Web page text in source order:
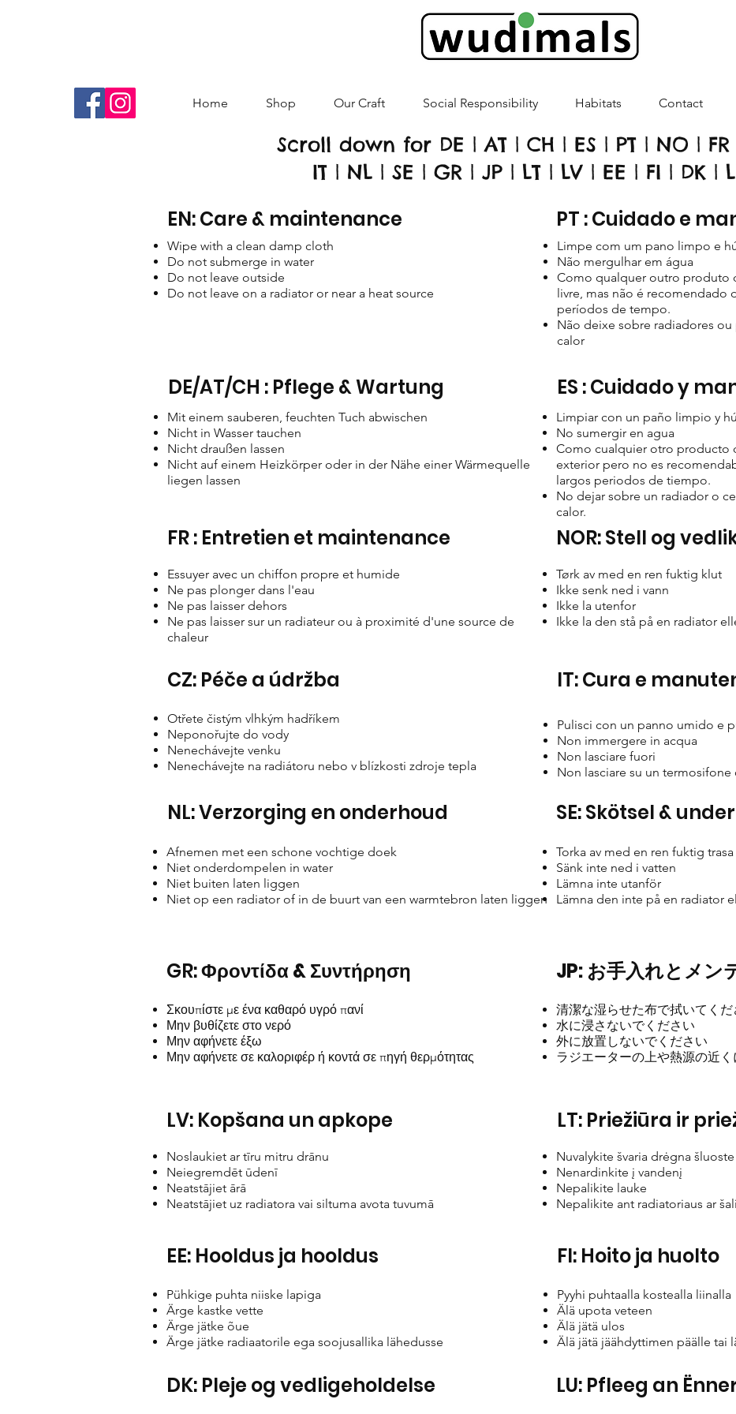
Home Shop Our Craft Social Responsibility Habitats Contact
Scroll down for DE | AT | CH | ES | PT | NO | FR
IT | NL | SE | GR | JP | LT | LV | EE | FI | DK |
EN: Care & maintenance
Wipe with a clean damp cloth
Do not submerge in water
Do not leave outside
Do not leave on a radiator or near a heat source
DE/AT/CH : Pflege & Wartung
Mit einem sauberen, feuchten Tuch abwischen
Nicht in Wasser tauchen
Nicht draußen lassen
Nicht auf einem Heizkörper oder in der Nähe einer Wärmequelle
liegen lassen
FR : Entretien et maintenance
Essuyer avec un chiffon propre et humide
Ne pas plonger dans l'eau
Ne pas laisser dehors
Ne pas laisser sur un radiateur ou à proximité d'une source de
chaleur
CZ: Péče a údržba
Otřete čistým vlhkým hadříkem
Neponořujte do vody
Nenechávejte venku
Nenechávejte na radiátoru nebo v blízkosti zdroje tepla
NL: Verzorging en onderhoud
Afnemen met een schone vochtige doek
Niet onderdompelen in water
Niet buiten laten liggen
Niet op een radiator of in de buurt van een warmtebron laten liggen
GR:Φροντίδα & Συντήρηση
Σκουπίστε με ένα καθαρό υγρό πανί
Μην βυθίζετε στο νερό
Μην αφήνετε έξω
Μην αφήνετε σε καλοριφέρ ή κοντά σε πηγή θερμότητας
LV: Kopšana un apkope
Noslaukiet ar tīru mitru drānu
Neiegremdēt ūdenī
Neatstājiet ārā
Neatstājiet uz radiatora vai siltuma avota tuvumā
EE: Hooldus ja hooldus
Pühkige puhta niiske lapiga
Ärge kastke vette
Ärge jätke õue
Ärge jätke radiaatorile ega soojusallika lähedusse
DK: Pleje og vedligeholdelse
PT : Cuidado e
Limpe com um pano limpo e
Não mergulhar em água
Como qualquer outro produto
livre, mas não é
períodos de tempo.
Não deixe sobre radiadores
calor
ES : Cuidado y
Limpiar con un paño limpio y
No sumergir en agua
Como cualquier otro producto
exterior pero no es
largos periodos de tiempo.
No dejar sobre un radiador o
calor.
NOR: Stell og
Tørk av med en ren fuktig klut
Ikke senk ned i vann
Ikke la utenfor
Ikke la den stå på en radiator
IT: Cura e
Pulisci con un panno umido e
Non immergere in acqua
Non lasciare fuori
Non lasciare su un
SE: Skötsel &
Torka av med en ren fuktig trasa
Sänk inte ned i vatten
Lämna inte utanför
Lämna den inte på en radiator
JP: お手入れとメン
清潔な湿らせた布で拭いてくだ
水に浸さないでください
外に放置しないでください
ラジエーターの上や熱源の近
LT: Priežiūra ir
Nuvalykite švaria drėgna šluoste
Nenardinkite į vandenį
Nepalikite lauke
Nepalikite ant radiatoriaus ar
FI: Hoito ja huolto
Pyyhi puhtaalla kostealla liinalla
Älä upota veteen
Älä jätä ulos
Älä jätä jäähdyttimen päälle tai
LU: Pfleeg an